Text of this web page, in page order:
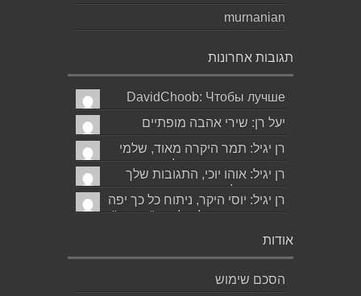
murnanian
תגובות אחרונות
DavidChoob: Чтобы лучше
понимать расстановку сил
перед матчем, читаю ана...
יעל רן: שירי אהבה מופתיים
ומרגשים עד מאוד כפי שרק גד
יודע לכתוב תודה...
רן יגיל: תמר היקרה מאוד, שלמי
תודה ואמסור כמובן לגד. שבת
שלום...
רן יגיל: אוהו יוכי, התגובות שלך
תמיד מאלפות בינה והן יצירה
בפני עצמה....
רן יגיל: יוסי היקר, ניתוח כל כך יפה
ומדויק, ממש קולע, לשיר "השקה".
אודות
הסכם שימוש